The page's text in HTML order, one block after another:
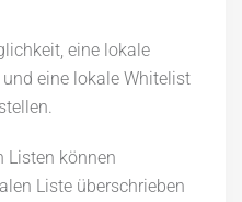
eine lokale
eine lokale Whitelist
Listen können
Liste überschrieben